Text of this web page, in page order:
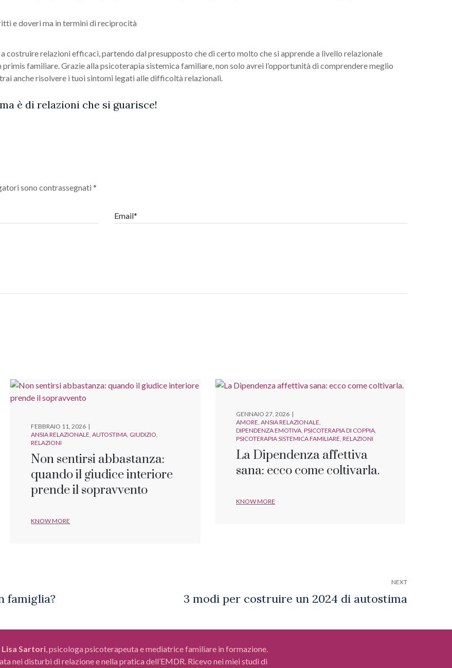
e doveri ma in termini di reciprocità
costruire relazioni efficaci, partendo dal presupposto che di certo molto che si apprende a livello relazionale
familiare. Grazie alla psicoterapia sistemica familiare, non solo avrei l’opportunità di comprendere meglio
anche risolvere i tuoi sintomi legati alle difficoltà relazionali.
è di relazioni che si guarisce!
sono contrassegnati *
Email*
FEBBRAIO 11, 2026
ANSIA RELAZIONALE AUTOSTIMA GIUDIZIO
RELAZIONI
Non sentirsi abbastanza:
quando il giudice interiore
prende il sopravvento
KNOW MORE
GENNAIO 27, 2026
AMORE ANSIA RELAZIONALE
DIPENDENZA EMOTIVA PSICOTERAPIA DI COPPIA
PSICOTERAPIA SISTEMICA FAMILIARE RELAZIONI
La Dipendenza affettiva
sana: ecco come coltivarla.
KNOW MORE
NEXT
Lisa Sartori, psicologa psicoterapeuta e mediatrice familiare in formazione.
nei disturbi di relazione e nella pratica dell’EMDR. Ricevo nei miei studi di